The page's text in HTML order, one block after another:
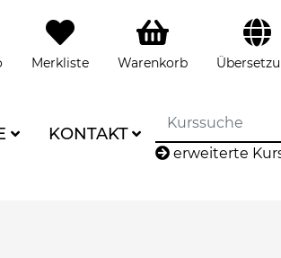
Merkliste Warenkorb
KONTAKT
erweiterte